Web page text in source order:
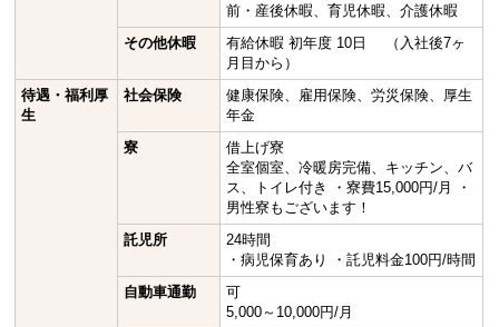
前・産後休暇、育児休暇、介護休暇
その他休暇
有給休暇 初年度 10日 （入社後7ヶ
月目から）
待遇・福利厚
生
社会保険
健康保険、雇用保険、労災保険、厚生
年金
寮
借上げ寮
全室個室、冷暖房完備、キッチン、バ
ス、トイレ付き ・寮費15,000円/月 ・
男性寮もございます！
託児所
24時間
・病児保育あり ・託児料金100円/時間
自動車通勤
可
5,000～10,000円/月